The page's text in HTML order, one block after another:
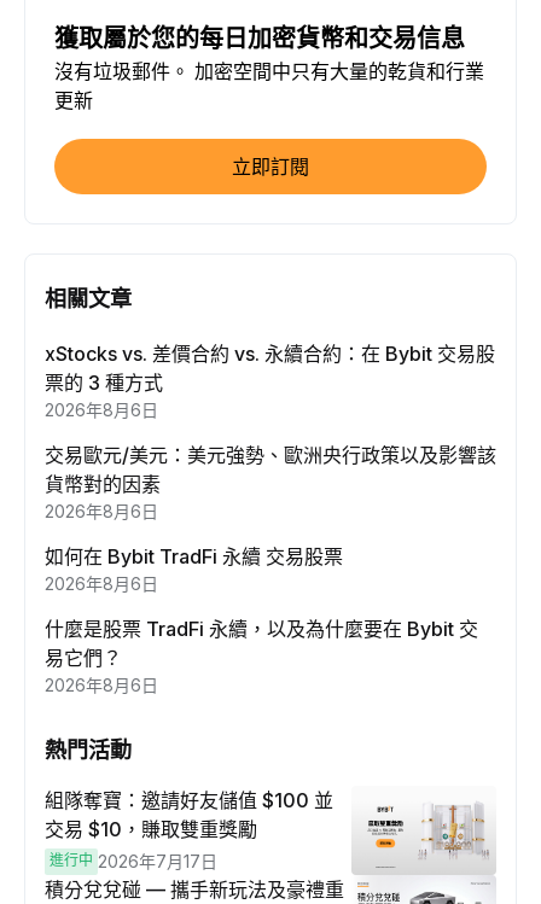
獲取屬於您的每日加密貨幣和交易信息
沒有垃圾郵件。 加密空間中只有大量的乾貨和行業
更新
立即訂閱
相關文章
xStocks vs. 差價合約 vs. 永續合約：在 Bybit 交易股
票的 3 種方式
2026年8月6日
交易歐元/美元：美元強勢、歐洲央行政策以及影響該
貨幣對的因素
2026年8月6日
如何在 Bybit TradFi 永續 交易股票
2026年8月6日
什麼是股票 TradFi 永續，以及為什麼要在 Bybit 交
易它們？
2026年8月6日
熱門活動
組隊奪寶：邀請好友儲值 $100 並
交易 $10，賺取雙重獎勵
進行中 2026年7月17日
積分兌兌碰 — 攜手新玩法及豪禮重